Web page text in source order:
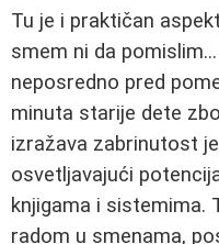
Tu je i praktičan aspekt
smem ni da
neposredno pred
minuta starije dete
izražava zabrinutost
osvetljavajući
knjigama i sistemima.
radom u smenama,